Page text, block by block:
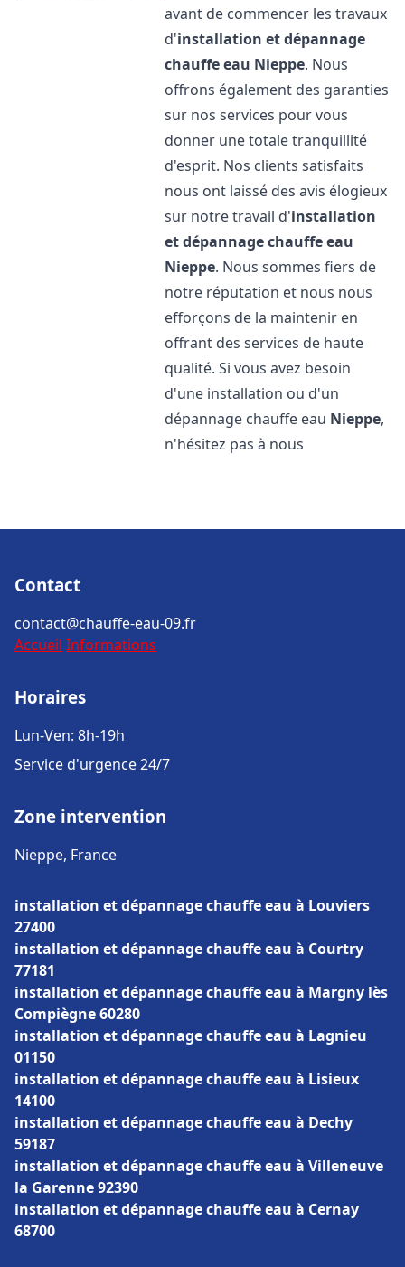
avant de commencer les travaux
d'installation et dépannage
chauffe eau Nieppe. Nous
offrons également des garanties
sur nos services pour vous
donner une totale tranquillité
d'esprit. Nos clients satisfaits
nous ont laissé des avis élogieux
sur notre travail d'installation
et dépannage chauffe eau
Nieppe. Nous sommes fiers de
notre réputation et nous nous
efforçons de la maintenir en
offrant des services de haute
qualité. Si vous avez besoin
d'une installation ou d'un
dépannage chauffe eau Nieppe,
n'hésitez pas à nous
Contact
contact@chauffe-eau-09.fr
Accueil Informations
Horaires
Lun-Ven: 8h-19h
Service d'urgence 24/7
Zone intervention
Nieppe, France
installation et dépannage chauffe eau à Louviers
27400
installation et dépannage chauffe eau à Courtry
77181
installation et dépannage chauffe eau à Margny lès
Compiègne 60280
installation et dépannage chauffe eau à Lagnieu
01150
installation et dépannage chauffe eau à Lisieux
14100
installation et dépannage chauffe eau à Dechy
59187
installation et dépannage chauffe eau à Villeneuve
la Garenne 92390
installation et dépannage chauffe eau à Cernay
68700